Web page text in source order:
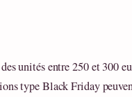
unités entre 250 et 300
type Black Friday